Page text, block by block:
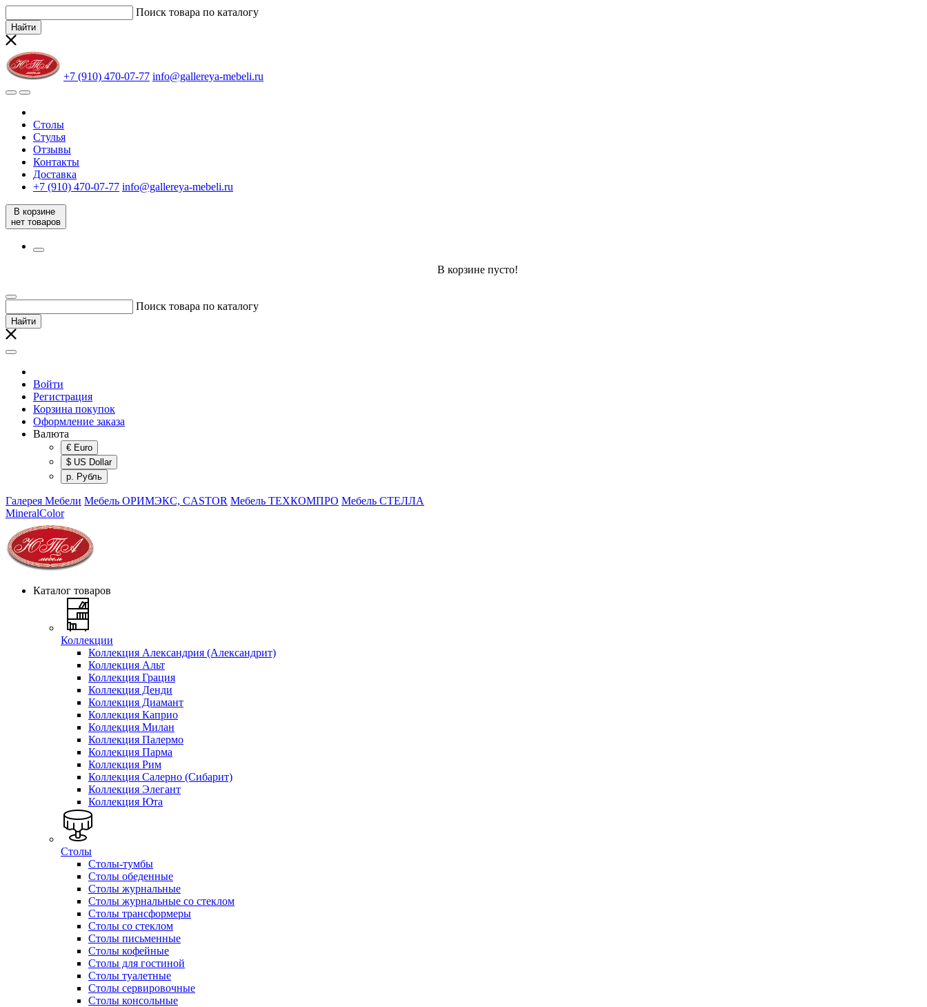
Поиск товара по каталогу
Найти
+7 (910) 470-07-77 info@gallereya-mebeli.ru
Столы
Стулья
Отзывы
Контакты
Доставка
+7 (910) 470-07-77 info@gallereya-mebeli.ru
В корзине
нет товаров
В корзине пусто!
Поиск товара по каталогу
Найти
Войти
Регистрация
Корзина покупок
Оформление заказа
Валюта
€ Euro
$ US Dollar
р. Рубль
Галерея Мебели Мебель ОРИМЭКС, CASTOR Мебель ТЕХКОМПРО Мебель СТЕЛЛА
MineralColor
Каталог товаров
Коллекции
Коллекция Александрия (Александрит)
Коллекция Альт
Коллекция Грация
Коллекция Денди
Коллекция Диамант
Коллекция Каприо
Коллекция Милан
Коллекция Палермо
Коллекция Парма
Коллекция Рим
Коллекция Салерно (Сибарит)
Коллекция Элегант
Коллекция Юта
Столы
Столы-тумбы
Столы обеденные
Столы журнальные
Столы журнальные со стеклом
Столы трансформеры
Столы со стеклом
Столы письменные
Столы кофейные
Столы для гостиной
Столы туалетные
Столы сервировочные
Столы консольные